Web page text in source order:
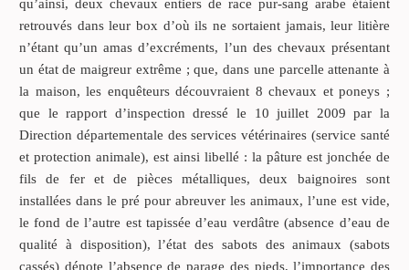
qu’ainsi, deux chevaux entiers de race pur-sang arabe étaient
retrouvés dans leur box d’où ils ne sortaient jamais, leur litière
n’étant qu’un amas d’excréments, l’un des chevaux présentant
un état de maigreur extrême ; que, dans une parcelle attenante à
la maison, les enquêteurs découvraient 8 chevaux et poneys ;
que le rapport d’inspection dressé le 10 juillet 2009 par la
Direction départementale des services vétérinaires (service santé
et protection animale), est ainsi libellé : la pâture est jonchée de
fils de fer et de pièces métalliques, deux baignoires sont
installées dans le pré pour abreuver les animaux, l’une est vide,
le fond de l’autre est tapissée d’eau verdâtre (absence d’eau de
qualité à disposition), l’état des sabots des animaux (sabots
cassés) dénote l’absence de parage des pieds, l’importance des